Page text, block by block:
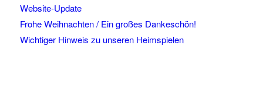
Website-Update
Frohe Weihnachten / Ein großes Dankeschön!
Wichtiger Hinweis zu unseren Heimspielen